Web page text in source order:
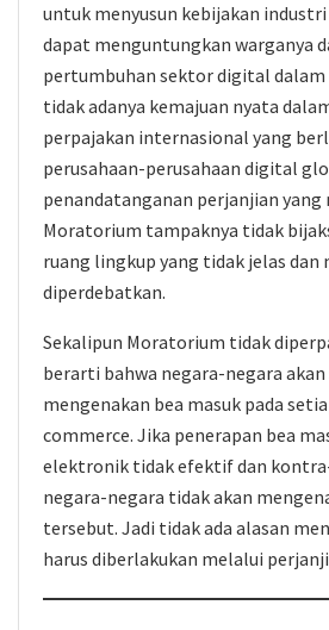
untuk menyusun kebijakan industri
dapat menguntungkan warganya
pertumbuhan sektor digital dalam
tidak adanya kemajuan nyata
perpajakan internasional yang
perusahaan-perusahaan digital
penandatanganan perjanjian
Moratorium tampaknya tidak
ruang lingkup yang tidak jelas dan
diperdebatkan.
Sekalipun Moratorium tidak
berarti bahwa negara-negara
mengenakan bea masuk pada
commerce. Jika penerapan bea
elektronik tidak efektif dan
negara-negara tidak akan
tersebut. Jadi tidak ada alasan
harus diberlakukan melalui